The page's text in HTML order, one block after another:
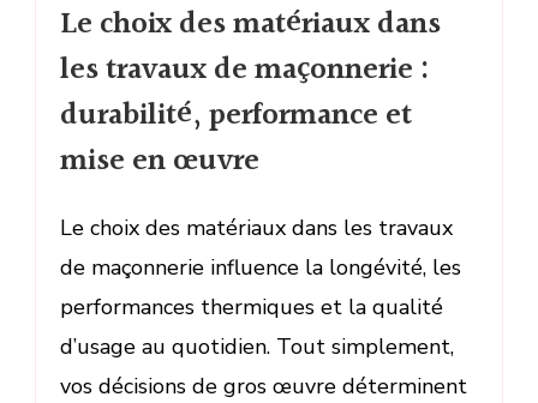
Le choix des matériaux dans
les travaux de maçonnerie :
durabilité, performance et
mise en œuvre
Le choix des matériaux dans les travaux
de maçonnerie influence la longévité, les
performances thermiques et la qualité
d’usage au quotidien. Tout simplement,
vos décisions de gros œuvre déterminent